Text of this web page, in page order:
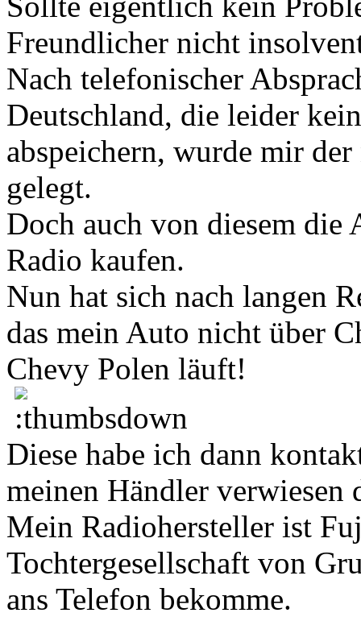
Freundlicher nicht
Nach telefonischer
Deutschland, die leider
abspeichern, wurde mir
gelegt.
Doch auch von diesem die
Radio kaufen.
Nun hat sich nach langen
das mein Auto nicht über
Chevy Polen läuft!
Diese habe ich dann
meinen Händler verwiesen
Mein Radiohersteller ist
Tochtergesellschaft von
ans Telefon bekomme.